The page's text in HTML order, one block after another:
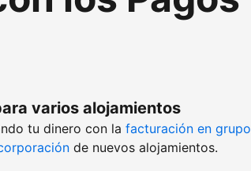
varios alojamientos
tu dinero con la facturación en grupo
de nuevos alojamientos.